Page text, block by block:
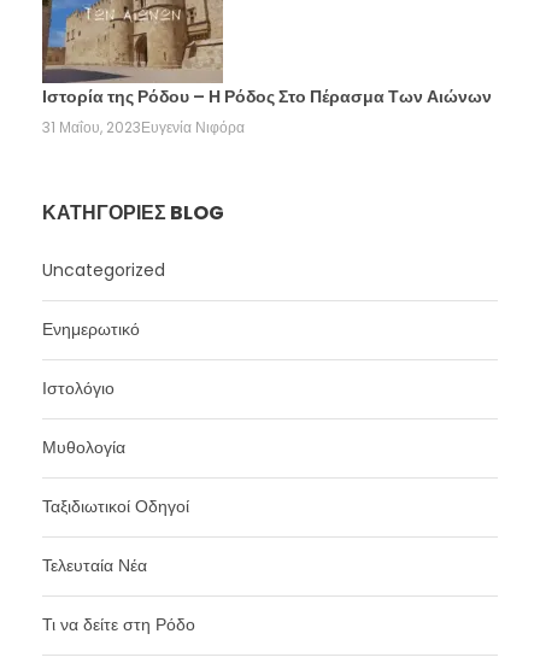
Ιστορία της Ρόδου – Η Ρόδος Στο Πέρασμα Των Αιώνων
31 Μαΐου, 2023Ευγενία Νιφόρα
ΚΑΤΗΓΟΡΊΕΣ BLOG
Uncategorized
Ενημερωτικό
Ιστολόγιο
Μυθολογία
Ταξιδιωτικοί Οδηγοί
Τελευταία Νέα
Τι να δείτε στη Ρόδο